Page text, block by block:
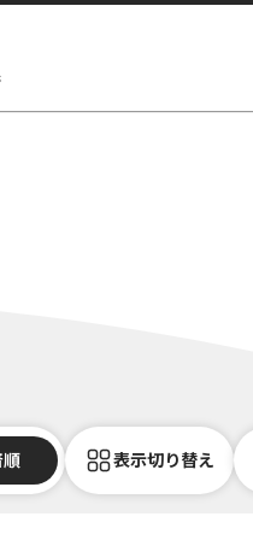
順 表示切り替え